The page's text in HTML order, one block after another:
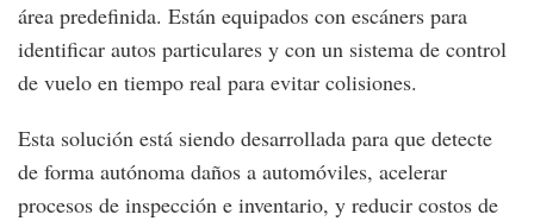
área predefinida. Están equipados con escáners para
identificar autos particulares y con un sistema de control
de vuelo en tiempo real para evitar colisiones.
Esta solución está siendo desarrollada para que detecte
de forma autónoma daños a automóviles, acelerar
procesos de inspección e inventario, y reducir costos de